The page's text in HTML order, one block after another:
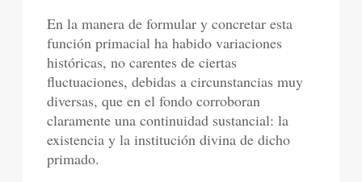
En la manera de formular y concretar esta
función primacial ha habido variaciones
históricas, no carentes de ciertas
fluctuaciones, debidas a circunstancias muy
diversas, que en el fondo corroboran
claramente una continuidad sustancial: la
existencia y la institución divina de dicho
primado.